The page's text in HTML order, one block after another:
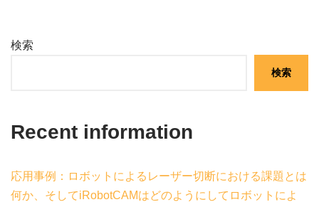
検索
検索
Recent information
応用事例：ロボットによるレーザー切断における課題とは
何か、そしてiRobotCAMはどのようにしてロボットによ